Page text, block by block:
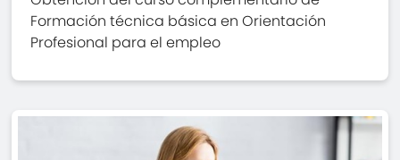
Formación técnica básica en Orientación
Profesional para el empleo